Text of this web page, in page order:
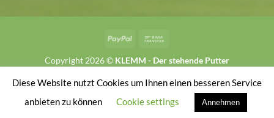
PayPal
Copyright 2026 © KLEMM - Der stehende Putter
VERTRAG WIDERRUFEN
Diese Website nutzt Cookies um Ihnen einen besseren Service
anbieten zu können
Cookie settings Annehmen